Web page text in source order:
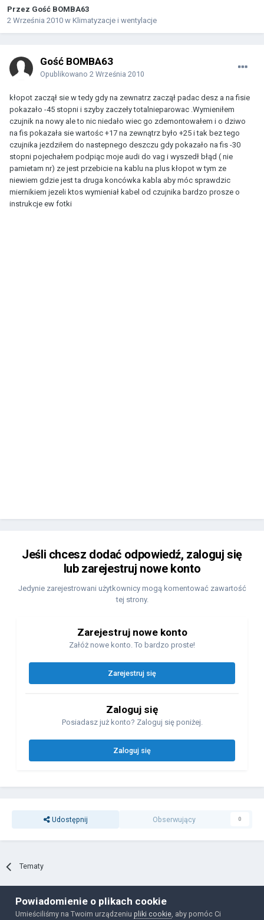
Przez Gość BOMBA63
2 Września 2010 w Klimatyzacje i wentylacje
Gość BOMBA63
Opublikowano 2 Września 2010
kłopot zaczął sie w tedy gdy na zewnatrz zaczął padac desz a na fisie
pokazało -45 stopni i szyby zaczeły totalnieparowac .Wymieniłem
czujnik na nowy ale to nic niedało wiec go zdemontowałem i o dziwo
na fis pokazała sie wartośc +17 na zewnątrz było +25 i tak bez tego
czujnika jezdziłem do nastepnego deszczu gdy pokazało na fis -30
stopni pojechałem podpiąc moje audi do vag i wyszedł błąd ( nie
pamietam nr) ze jest przebicie na kablu na plus kłopot w tym ze
niewiem gdzie jest ta druga koncówka kabla aby móc sprawdzic
miernikiem jezeli ktos wymieniał kabel od czujnika bardzo prosze o
instrukcje ew fotki
Jeśli chcesz dodać odpowiedź, zaloguj się
lub zarejestruj nowe konto
Jedynie zarejestrowani użytkownicy mogą komentować zawartość
tej strony.
Zarejestruj nowe konto
Załóż nowe konto. To bardzo proste!
Zarejestruj się
Zaloguj się
Posiadasz już konto? Zaloguj się poniżej.
Zaloguj się
Udostępnij Obserwujący 0
Tematy
Polityka prywatności Ciasteczka
Powered by Invision Community
Powiadomienie o plikach cookie
Umieściliśmy na Twoim urządzeniupliki cookie , aby pomóc Ci